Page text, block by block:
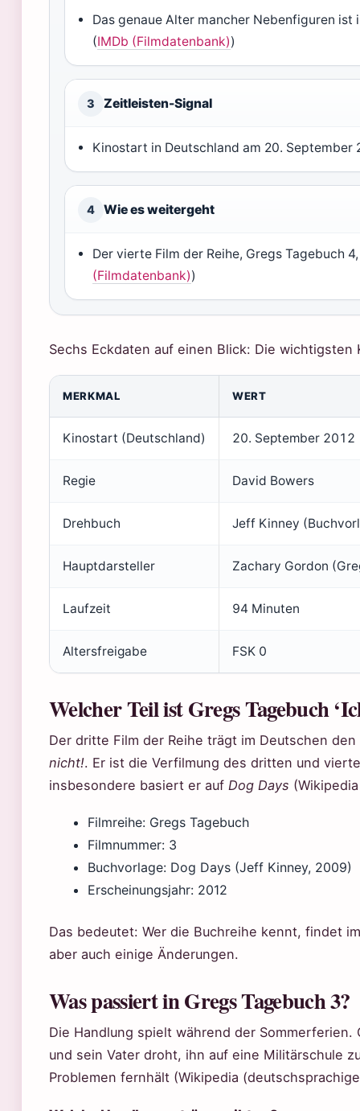
Das genaue Alter mancher Nebenfiguren
(IMDb (Filmdatenbank))
3 Zeitleisten-Signal
Kinostart in Deutschland am 20. September
4 Wie es weitergeht
Der vierte Film der Reihe, Gregs Tagebuch
(Filmdatenbank))
Sechs Eckdaten auf einen Blick: Die wichtigsten
MERKMAL WERT
Kinostart (Deutschland) 20. September 2012
Regie David Bowers
Drehbuch Jeff Kinney
Hauptdarsteller Zachary Gordon
Laufzeit 94 Minuten
Altersfreigabe FSK 0
Welcher Teil ist Gregs Tagebuch
Der dritte Film der Reihe trägt im Deutschen
nicht!. Er ist die Verfilmung des dritten und
insbesondere basiert er auf Dog Days
Filmreihe: Gregs Tagebuch
Filmnummer: 3
Buchvorlage: Dog Days (Jeff Kinney, 2009)
Erscheinungsjahr: 2012
Das bedeutet: Wer die Buchreihe kennt, findet
aber auch einige Änderungen.
Was passiert in Gregs Tagebuch 3?
Die Handlung spielt während der
und sein Vater droht, ihn auf eine Militärschule
Problemen fernhält (Wikipedia